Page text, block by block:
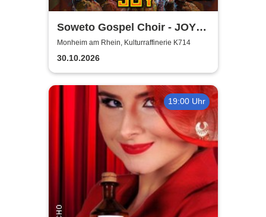
Soweto Gospel Choir - JOY!
(Zulu: Injabulo)
Monheim am Rhein, Kulturraffinerie K714
30.10.2026
19:00 Uhr